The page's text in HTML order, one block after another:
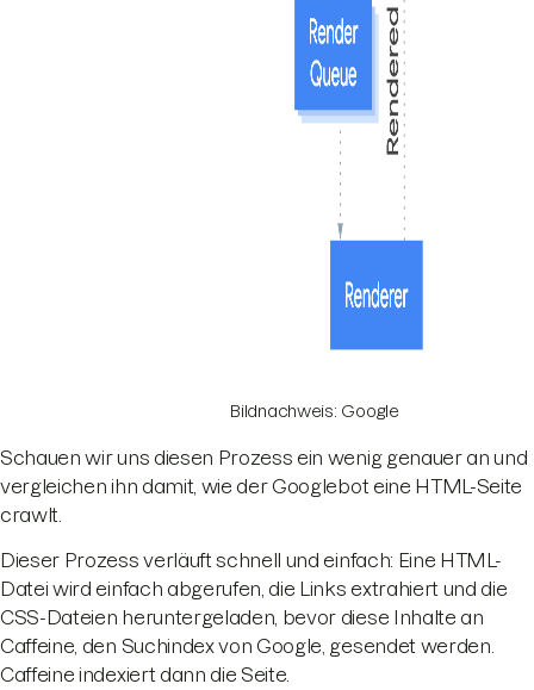
Bildnachweis: Google
Schauen wir uns diesen Prozess ein wenig genauer an und
vergleichen ihn damit, wie der Googlebot eine HTML-Seite
crawlt.
Dieser Prozess verläuft schnell und einfach: Eine HTML-
Datei wird einfach abgerufen, die Links extrahiert und die
CSS-Dateien heruntergeladen, bevor diese Inhalte an
Caffeine, den Suchindex von Google, gesendet werden.
Caffeine indexiert dann die Seite.